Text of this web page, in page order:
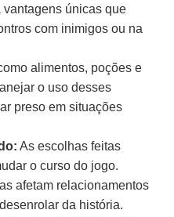
únicas que
com inimigos ou na
alimentos, poções e
o uso desses
preso em situações
As escolhas feitas
o curso do jogo.
afetam relacionamentos
da história.